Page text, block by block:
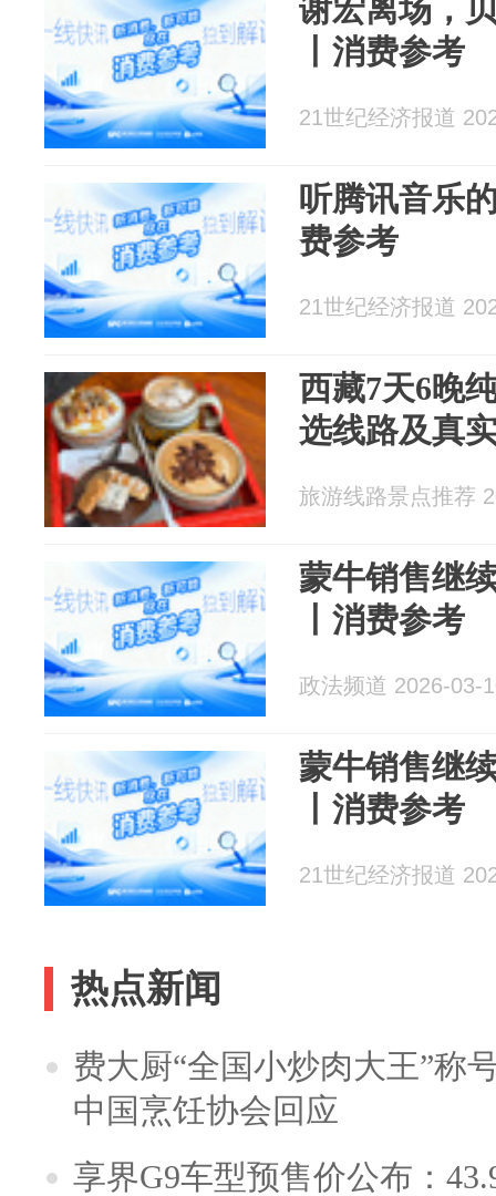
谢宏离场，
丨消费参考
21世纪经济报道
听腾讯音乐
费参考
21世纪经济报道
西藏7天6晚
选线路及真
旅游线路景点推荐
蒙牛销售继
丨消费参考
政法频道 2026-03-
蒙牛销售继
丨消费参考
21世纪经济报道
热点新闻
费大厨“全国小炒肉大王”称
中国烹饪协会回应
享界G9车型预售价公布：